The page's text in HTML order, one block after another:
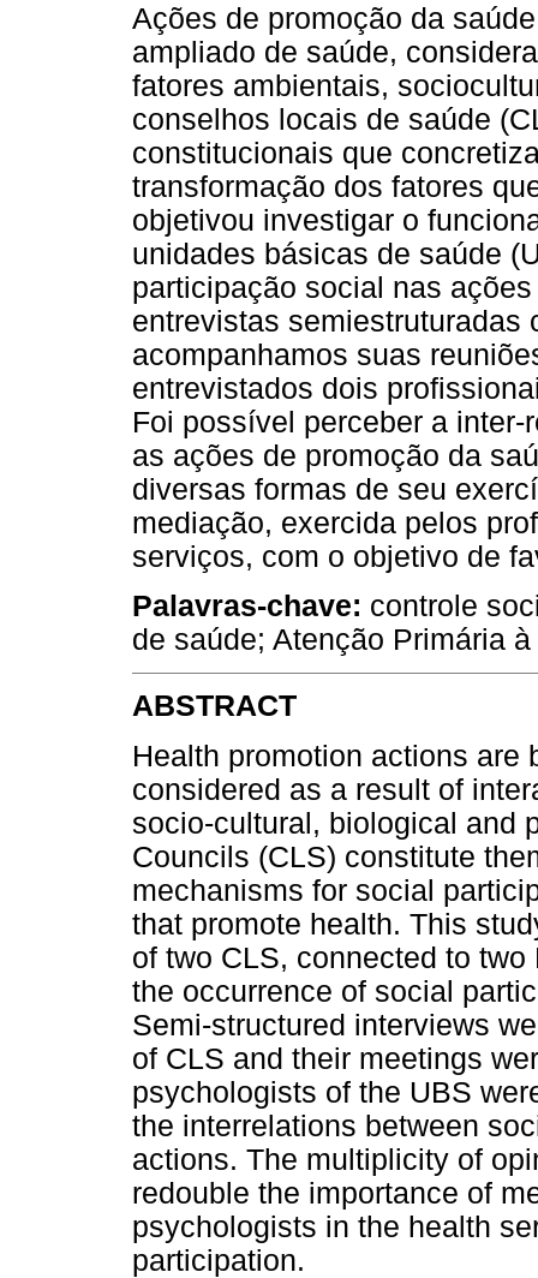
Ações de promoção da
ampliado de saúde,
fatores ambientais,
conselhos locais de saúde
constitucionais que
transformação dos fatores
objetivou investigar o
unidades básicas de saúde
participação social nas
entrevistas semiestruturadas
acompanhamos suas
entrevistados dois
Foi possível perceber a
as ações de promoção da
diversas formas de seu
mediação, exercida pelos
serviços, com o objetivo de
Palavras-chave: controle
de saúde; Atenção Primária
ABSTRACT
Health promotion actions are
considered as a result of
socio-cultural, biological and
Councils (CLS) constitute
mechanisms for social
that promote health. This
of two CLS, connected to
the occurrence of social
Semi-structured interviews
of CLS and their meetings
psychologists of the UBS
the interrelations between
actions. The multiplicity of
redouble the importance of
psychologists in the health
participation.